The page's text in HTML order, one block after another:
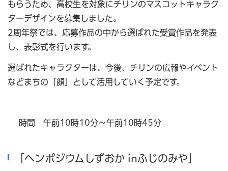
もらうため、高校生を対象にチリンのマスコットキャラク
ターデザインを募集しました。
2周年祭では、応募作品の中から選ばれた受賞作品を発表
し、表彰式を行います。
選ばれたキャラクターは、今後、チリンの広報やイベント
などまちの「顔」として活用していく予定です。
時間 午前10時10分～午前10時45分
「ヘンポジウムしずおか inふじのみや」